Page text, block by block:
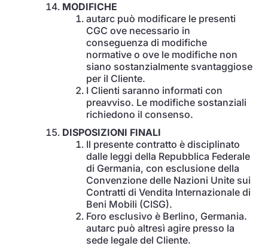
MODIFICHE
autarc può modificare le presenti
CGC ove necessario in
conseguenza di modifiche
normative o ove le modifiche non
siano sostanzialmente svantaggiose
per il Cliente.
I Clienti saranno informati con
preavviso. Le modifiche sostanziali
richiedono il consenso.
DISPOSIZIONI FINALI
Il presente contratto è disciplinato
dalle leggi della Repubblica Federale
di Germania, con esclusione della
Convenzione delle Nazioni Unite sui
Contratti di Vendita Internazionale di
Beni Mobili (CISG).
Foro esclusivo è Berlino, Germania.
autarc può altresì agire presso la
sede legale del Cliente.